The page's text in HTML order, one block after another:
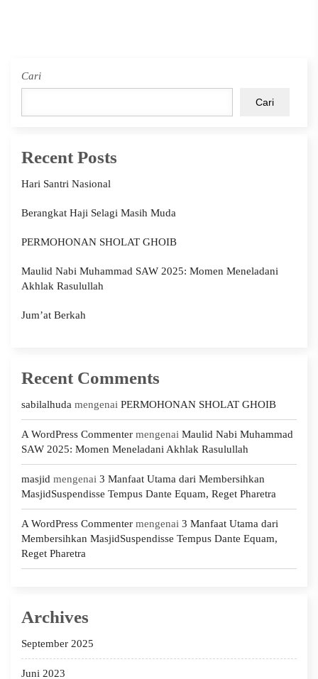
Cari
Cari
Recent Posts
Hari Santri Nasional
Berangkat Haji Selagi Masih Muda
PERMOHONAN SHOLAT GHOIB
Maulid Nabi Muhammad SAW 2025: Momen Meneladani
Akhlak Rasulullah
Jum’at Berkah
Recent Comments
sabilalhuda mengenai PERMOHONAN SHOLAT GHOIB
A WordPress Commenter mengenai Maulid Nabi Muhammad
SAW 2025: Momen Meneladani Akhlak Rasulullah
masjid mengenai 3 Manfaat Utama dari Membersihkan
MasjidSuspendisse Tempus Dante Equam, Reget Pharetra
A WordPress Commenter mengenai 3 Manfaat Utama dari
Membersihkan MasjidSuspendisse Tempus Dante Equam,
Reget Pharetra
Archives
September 2025
Juni 2023